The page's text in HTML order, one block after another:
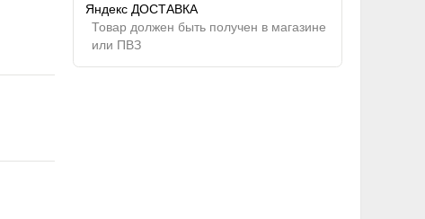
Яндекс ДОСТАВКА
Товар должен быть получен в магазине
или ПВЗ